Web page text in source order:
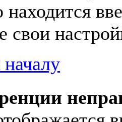
находится
свои